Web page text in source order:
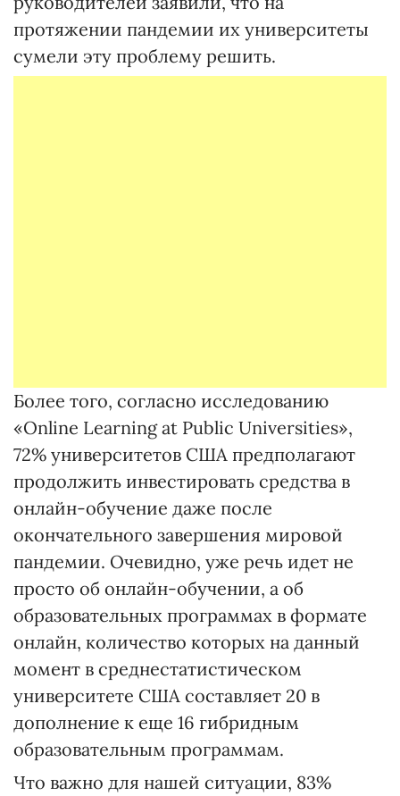
протяжении пандемии их университеты
сумели эту проблему решить.
Более того, согласно исследованию
«Online Learning at Public Universities»,
72% университетов США предполагают
продолжить инвестировать средства в
онлайн-обучение даже после
окончательного завершения мировой
пандемии. Очевидно, уже речь идет не
просто об онлайн-обучении, а об
образовательных программах в формате
онлайн, количество которых на данный
момент в среднестатистическом
университете США составляет 20 в
дополнение к еще 16 гибридным
образовательным программам.
Что важно для нашей ситуации, 83%